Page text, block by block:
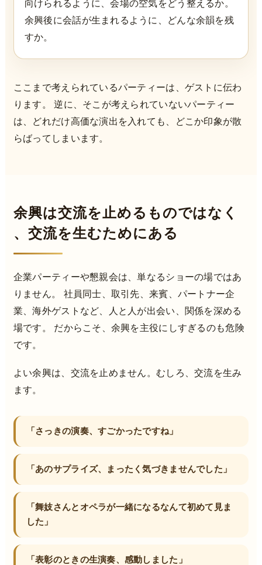
向けられるように、会場の空気をどう整えるか。
余興後に会話が生まれるように、どんな余韻を残
すか。
ここまで考えられているパーティーは、ゲストに伝わ
ります。 逆に、そこが考えられていないパーティー
は、どれだけ高価な演出を入れても、どこか印象が散
らばってしまいます。
余興は交流を止めるものではなく
、交流を生むためにある
企業パーティーや懇親会は、単なるショーの場ではあ
りません。 社員同士、取引先、来賓、パートナー企
業、海外ゲストなど、人と人が出会い、関係を深める
場です。 だからこそ、余興を主役にしすぎるのも危険
です。
よい余興は、交流を止めません。むしろ、交流を生み
ます。
「さっきの演奏、すごかったですね」
「あのサプライズ、まったく気づきませんでした」
「舞妓さんとオペラが一緒になるなんて初めて見ま
した」
「表彰のときの生演奏、感動しました」